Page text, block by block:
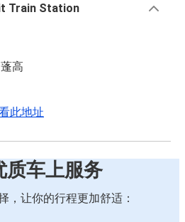
Train Station
高
此地址
质车上服务
，让你的行程更加舒适：